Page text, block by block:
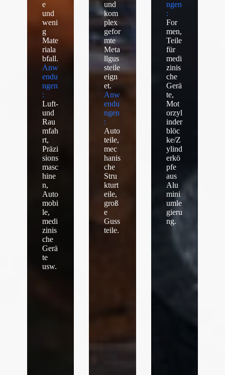
e
und
weni
g
Mate
riala
bfall.
Anw
endu
ngen
:
Luft-
und
Rau
mfah
rt,
Präzi
sions
masc
hine
n,
Auto
mobi
le,
medi
zinis
che
Gerä
te
usw.
und
kom
plex
gefor
mte
Meta
llgus
steile
eign
et.
Anw
endu
ngen
:
Auto
teile,
mec
hanis
che
Stru
kturt
eile,
groß
e
Guss
teile.
ngen
:
For
men,
Teile
für
medi
zinis
che
Gerä
te,
Mot
orzyl
inder
blöc
ke/Z
ylind
erkö
pfe
aus
Alu
mini
umle
gieru
ng.